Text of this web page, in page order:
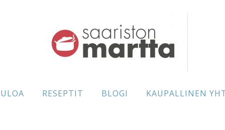
RESEPTIT BLOGI KAUPALLINEN